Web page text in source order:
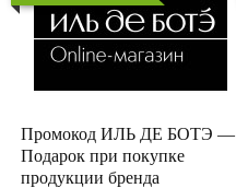
Промокод ИЛЬ ДЕ БОТЭ —
Подарок при покупке
продукции бренда